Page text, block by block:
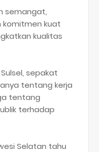
semangat,
komitmen kuat
kualitas
sepakat
tentang kerja
tentang
terhadap
Selatan tahu